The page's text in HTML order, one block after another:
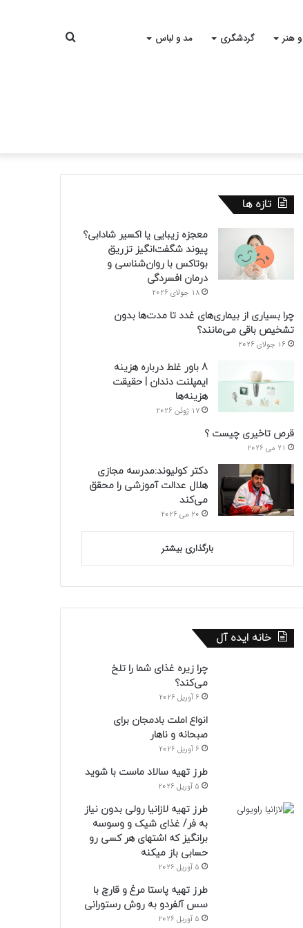
هنر گردشگری مد و لباس جستجو
تازه ها
معجزه زیبایی یا اکسیر شادابی؟
پیوند شگفت‌انگیز تزریق
بوتاکس با روان‌شناسی و
درمان افسردگی
18 جولای 2026
چرا بسیاری از بیماری‌های غدد تا مدت‌ها بدون
تشخیص باقی می‌مانند؟
16 جولای 2026
8 باور غلط درباره هزینه
ایمپلنت دندان | حقیقت
هزینه‌ها
17 ژوئن 2026
قرص تاخیری چیست ؟
21 می 2026
دکتر کولیوند:مدرسه مجازی
هلال عدالت آموزشی را محقق
می‌کند
20 می 2026
بارگذاری بیشتر
خانه ایده آل
چرا زیره غذای شما را تلخ
می‌کند؟
6 آوریل 2026
انواع املت بادمجان برای
صبحانه و ناهار
6 آوریل 2026
طرز تهیه سالاد ماست با شوید
5 آوریل 2026
طرز تهیه لازانیا رولی بدون نیاز
به فر/ غذای شیک و وسوسه
برانگیز که اشتهای هر کسی رو
حسابی باز میکنه
5 آوریل 2026
طرز تهیه پاستا مرغ و قارچ با
سس آلفردو به روش رستورانی
5 آوریل 2026